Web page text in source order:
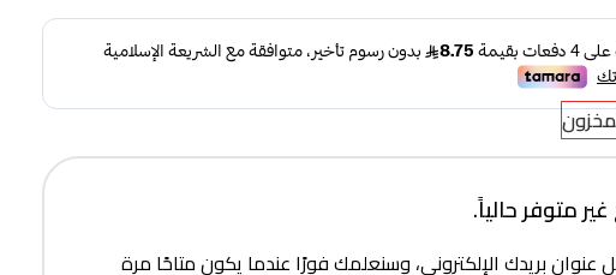
متوفر حالياً.
عنوان بريدك الإلكتروني، وسنعلمك فورًا عندما يكون متاحًا مرة